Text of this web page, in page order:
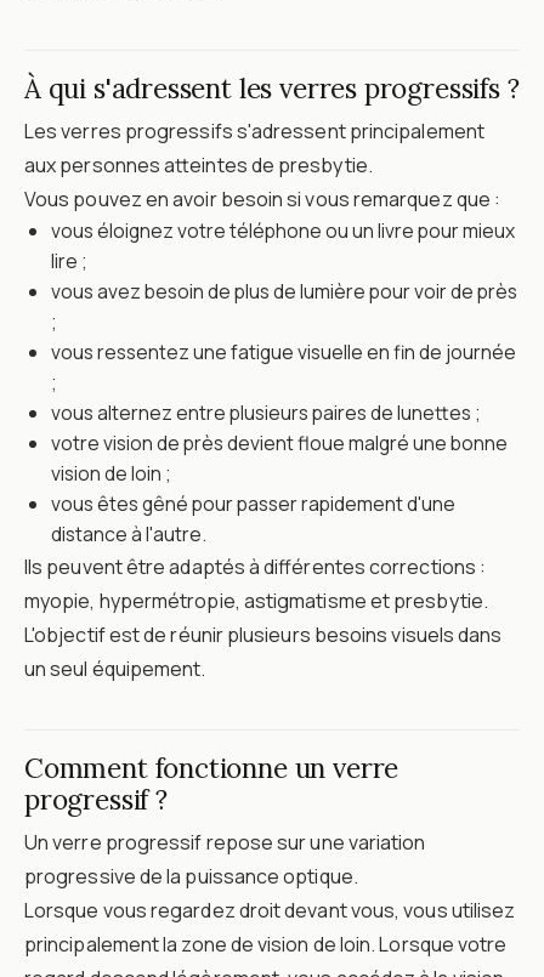
À qui s'adressent les verres progressifs ?
Les verres progressifs s'adressent principalement
aux personnes atteintes de presbytie.
Vous pouvez en avoir besoin si vous remarquez que :
vous éloignez votre téléphone ou un livre pour mieux
lire ;
vous avez besoin de plus de lumière pour voir de près
;
vous ressentez une fatigue visuelle en fin de journée
;
vous alternez entre plusieurs paires de lunettes ;
votre vision de près devient floue malgré une bonne
vision de loin ;
vous êtes gêné pour passer rapidement d'une
distance à l'autre.
Ils peuvent être adaptés à différentes corrections :
myopie, hypermétropie, astigmatisme et presbytie.
L'objectif est de réunir plusieurs besoins visuels dans
un seul équipement.
Comment fonctionne un verre
progressif ?
Un verre progressif repose sur une variation
progressive de la puissance optique.
Lorsque vous regardez droit devant vous, vous utilisez
principalement la zone de vision de loin. Lorsque votre